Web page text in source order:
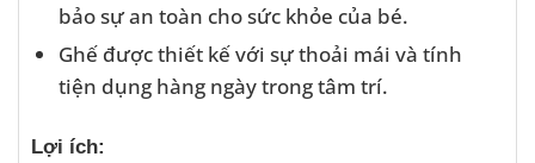
bảo sự an toàn cho sức khỏe của bé.
Ghế được thiết kế với sự thoải mái và tính
tiện dụng hàng ngày trong tâm trí.
Lợi ích: